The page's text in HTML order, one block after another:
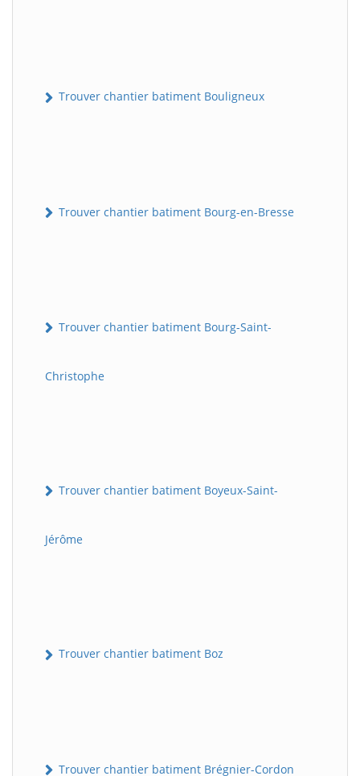
Trouver chantier batiment Bouligneux
Trouver chantier batiment Bourg-en-Bresse
Trouver chantier batiment Bourg-Saint-
Christophe
Trouver chantier batiment Boyeux-Saint-
Jérôme
Trouver chantier batiment Boz
Trouver chantier batiment Brégnier-Cordon